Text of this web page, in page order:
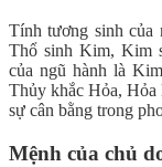
Tính tương sinh của
Thổ sinh Kim, Kim
của ngũ hành là
Thủy khắc Hỏa, Hỏa
sự cân bằng trong
Mệnh của chủ